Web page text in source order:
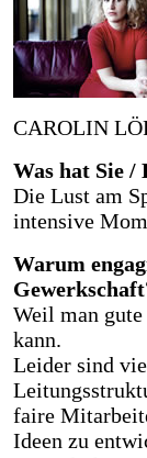
CAROLIN
Was hat Sie /
Die Lust am
intensive
Warum
Weil man
kann.
Leider sind
faire
Ideen zu